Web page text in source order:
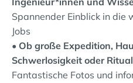
Spannender Einblick in
Jobs
• Ob große Expedition,
Schwerlosigkeit oder
Fantastische Fotos und